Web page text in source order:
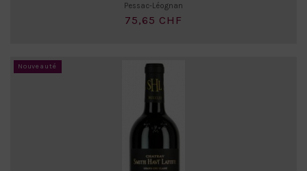
Pessac-Léognan
75,65 CHF
Nouveauté